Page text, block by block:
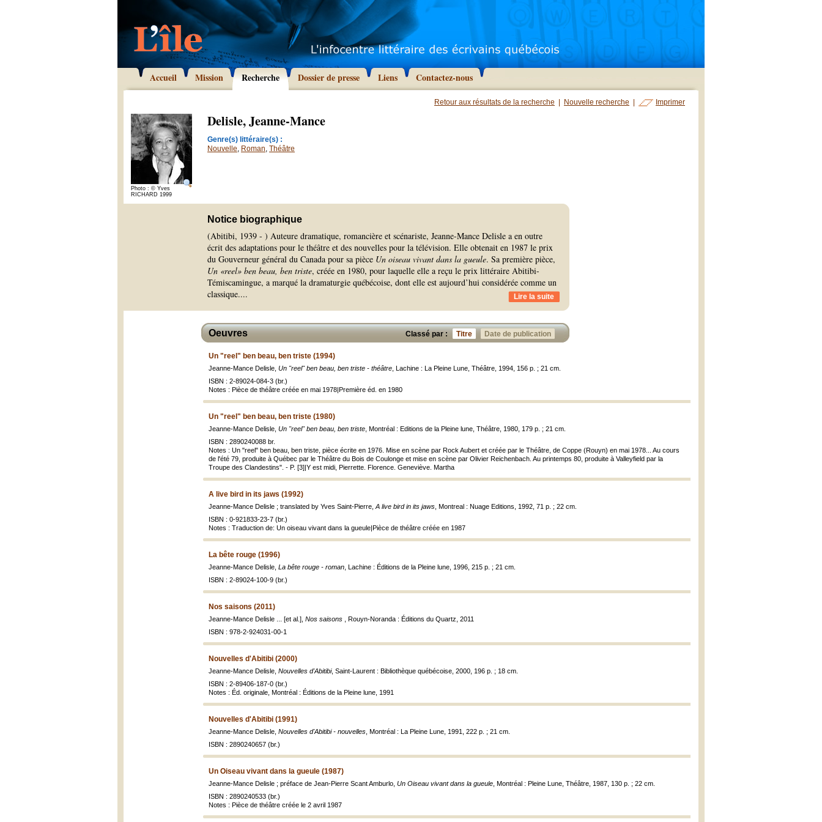
Accueil Mission Recherche Dossier de presse Liens Contactez-nous
Retour aux résultats de la recherche Nouvelle recherche Imprimer
Photo : © Yves
RICHARD 1999
Delisle, Jeanne-Mance
Genre(s) littéraire(s) :
Nouvelle, Roman, Théâtre
Notice biographique
(Abitibi, 1939 - ) Auteure dramatique, romancière et scénariste, Jeanne-Mance Delisle a en outre
écrit des adaptations pour le théâtre et des nouvelles pour la télévision. Elle obtenait en 1987 le prix
du Gouverneur général du Canada pour sa pièce Un oiseau vivant dans la gueule. Sa première pièce,
Un «reel» ben beau, ben triste, créée en 1980, pour laquelle elle a reçu le prix littéraire Abitibi-
Témiscamingue, a marqué la dramaturgie québécoise, dont elle est aujourd’hui considérée comme un
classique.... Lire la suite
Classé par : Titre Date de publication
Oeuvres
Un "reel" ben beau, ben triste (1994)
Jeanne-Mance Delisle, Un "reel" ben beau, ben triste - théâtre , Lachine : La Pleine Lune, Théâtre, 1994, 156 p. ; 21 cm.
ISBN : 2-89024-084-3 (br.)
Notes : Pièce de théâtre créée en mai 1978|Première éd. en 1980
Un "reel" ben beau, ben triste (1980)
Jeanne-Mance Delisle, Un "reel" ben beau, ben triste , Montréal : Editions de la Pleine lune, Théâtre, 1980, 179 p. ; 21 cm.
ISBN : 2890240088 br.
Notes : Un "reel" ben beau, ben triste, pièce écrite en 1976. Mise en scène par Rock Aubert et créée par le Théâtre, de Coppe (Rouyn) en mai 1978... Au cours
de l'été 79, produite à Québec par le Théâtre du Bois de Coulonge et mise en scène par Olivier Reichenbach. Au printemps 80, produite à Valleyfield par la
Troupe des Clandestins". - P. [3]|Y est midi, Pierrette. Florence. Geneviève. Martha
A live bird in its jaws (1992)
Jeanne-Mance Delisle ; translated by Yves Saint-Pierre, A live bird in its jaws , Montreal : Nuage Editions, 1992, 71 p. ; 22 cm.
ISBN : 0-921833-23-7 (br.)
Notes : Traduction de: Un oiseau vivant dans la gueule|Pièce de théâtre créée en 1987
La bête rouge (1996)
Jeanne-Mance Delisle, La bête rouge - roman , Lachine : Éditions de la Pleine lune, 1996, 215 p. ; 21 cm.
ISBN : 2-89024-100-9 (br.)
Nos saisons (2011)
Jeanne-Mance Delisle ... [et al.], Nos saisons
, Rouyn-Noranda : Éditions du Quartz, 2011
ISBN : 978-2-924031-00-1
Nouvelles d'Abitibi (2000)
Jeanne-Mance Delisle, Nouvelles d'Abitibi, Saint-Laurent : Bibliothèque québécoise, 2000, 196 p. ; 18 cm.
ISBN : 2-89406-187-0 (br.)
Notes : Éd. originale, Montréal : Éditions de la Pleine lune, 1991
Nouvelles d'Abitibi (1991)
Jeanne-Mance Delisle, Nouvelles d'Abitibi - nouvelles , Montréal : La Pleine Lune, 1991, 222 p. ; 21 cm.
ISBN : 2890240657 (br.)
Un Oiseau vivant dans la gueule (1987)
Jeanne-Mance Delisle ; préface de Jean-Pierre Scant Amburlo, Un Oiseau vivant dans la gueule , Montréal : Pleine Lune, Théâtre, 1987, 130 p. ; 22 cm.
ISBN : 2890240533 (br.)
Notes : Pièce de théâtre créée le 2 avril 1987